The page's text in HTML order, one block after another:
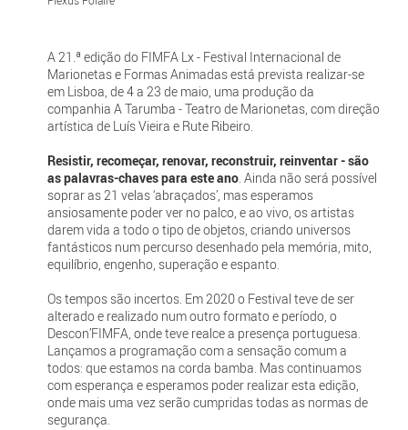
A 21.ª edição do FIMFA Lx - Festival Internacional de
Marionetas e Formas Animadas está prevista realizar-se
em Lisboa, de 4 a 23 de maio, uma produção da
companhia A Tarumba - Teatro de Marionetas, com direção
artística de Luís Vieira e Rute Ribeiro.
Resistir, recomeçar, renovar, reconstruir, reinventar - são
as palavras-chaves para este ano. Ainda não será possível
soprar as 21 velas ‘abraçados’, mas esperamos
ansiosamente poder ver no palco, e ao vivo, os artistas
darem vida a todo o tipo de objetos, criando universos
fantásticos num percurso desenhado pela memória, mito,
equilíbrio, engenho, superação e espanto.
Os tempos são incertos. Em 2020 o Festival teve de ser
alterado e realizado num outro formato e período, o
Descon’FIMFA, onde teve realce a presença portuguesa.
Lançamos a programação com a sensação comum a
todos: que estamos na corda bamba. Mas continuamos
com esperança e esperamos poder realizar esta edição,
onde mais uma vez serão cumpridas todas as normas de
segurança.